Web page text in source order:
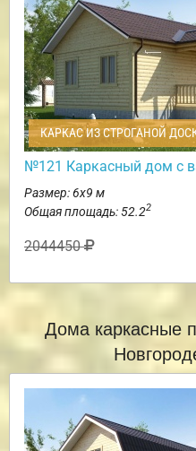
КАРКАС ИЗ СТРОГАНОЙ
№121 Каркасный дом с
Размер: 6х9 м
Общая площадь: 52.22
2044450
Дома каркасные